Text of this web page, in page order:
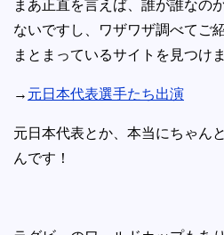
まあ正直を言えば、誰が誰なの
ないですし、ワザワザ調べてご
まとまっているサイトを見つけま
→ 元日本代表選手たち出演
元日本代表とか、本当にちゃん
んです！